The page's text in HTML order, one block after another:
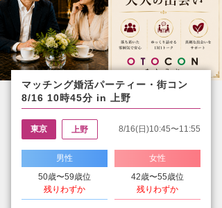
マッチング婚活パーティー・街コン
8/16 10時45分 in 上野
東京 上野 8/16(日)10:45〜11:55
男性
50歳〜59歳位
残りわずか
女性
42歳〜55歳位
残りわずか